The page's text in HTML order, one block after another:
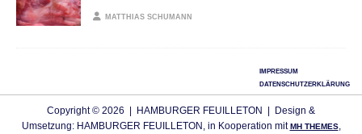
MATTHIAS SCHUMANN
IMPRESSUM
DATENSCHUTZERKLÄRUNG
Copyright © 2026 | HAMBURGER FEUILLETON | Design &
Umsetzung: HAMBURGER FEUILLETON, in Kooperation mitMH THEMES,